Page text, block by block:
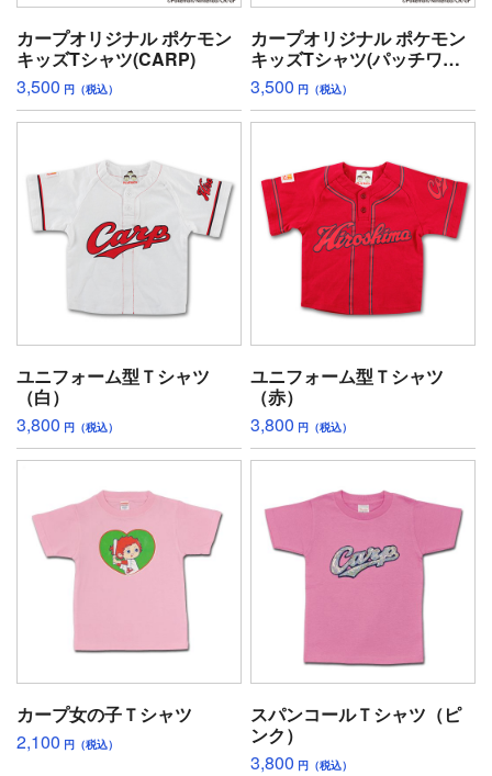
カープオリジナル ポケモン
キッズTシャツ(CARP)
3,500 円（税込）
カープオリジナル ポケモン
キッズTシャツ(パッチワー
ク風)
3,500 円（税込）
ユニフォーム型Ｔシャツ
（白）
3,800 円（税込）
ユニフォーム型Ｔシャツ
（赤）
3,800 円（税込）
カープ女の子Ｔシャツ
2,100 円（税込）
スパンコールＴシャツ（ピ
ンク）
3,800 円（税込）